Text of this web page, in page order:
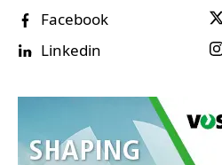
Facebook
Linkedin